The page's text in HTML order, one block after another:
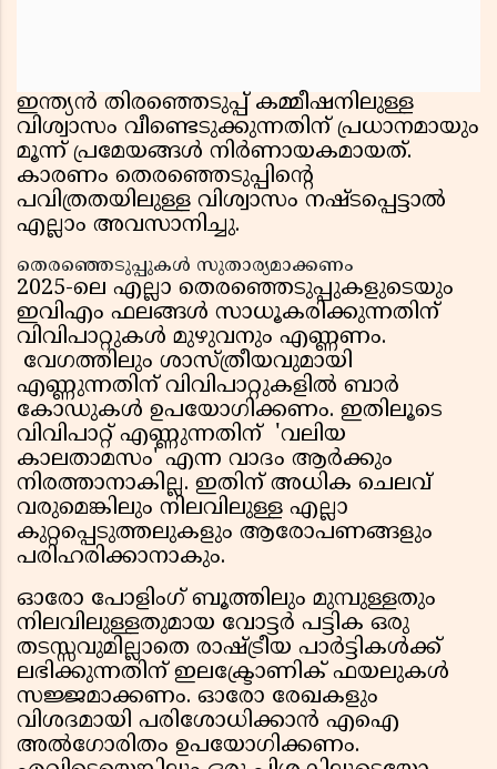
ഇന്ത്യന്‍ തിരഞ്ഞെടുപ്പ് കമ്മീഷനിലുള്ള
വിശ്വാസം വീണ്ടെടുക്കുന്നതിന് പ്രധാനമായും
മൂന്ന് പ്രമേയങ്ങള്‍ നിര്‍ണായകമായത്.
കാരണം തെരഞ്ഞെടുപ്പിന്റെ
പവിത്രതയിലുള്ള വിശ്വാസം നഷ്ടപ്പെട്ടാല്‍
എല്ലാം അവസാനിച്ചു.
തെരഞ്ഞെടുപ്പുകള്‍ സുതാര്യമാക്കണം
2025-ലെ എല്ലാ തെരഞ്ഞെടുപ്പുകളുടെയും
ഇവിഎം ഫലങ്ങള്‍ സാധൂകരിക്കുന്നതിന്
വിവിപാറ്റുകള്‍ മുഴുവനും എണ്ണണം.
വേഗത്തിലും ശാസ്ത്രീയവുമായി
എണ്ണുന്നതിന് വിവിപാറ്റുകളില്‍ ബാര്‍
കോഡുകള്‍ ഉപയോഗിക്കണം. ഇതിലൂടെ
വിവിപാറ്റ് എണ്ണുന്നതിന് 'വലിയ
കാലതാമസം' എന്ന വാദം ആര്‍ക്കും
നിരത്താനാകില്ല. ഇതിന് അധിക ചെലവ്
വരുമെങ്കിലും നിലവിലുള്ള എല്ലാ
കുറ്റപ്പെടുത്തലുകളും ആരോപണങ്ങളും
പരിഹരിക്കാനാകും.
ഓരോ പോളിംഗ് ബൂത്തിലും മുമ്പുള്ളതും
നിലവിലുള്ളതുമായ വോട്ടര്‍ പട്ടിക ഒരു
തടസ്സവുമില്ലാതെ രാഷ്ട്രീയ പാര്‍ട്ടികള്‍ക്ക്
ലഭിക്കുന്നതിന് ഇലക്ട്രോണിക് ഫയലുകള്‍
സജ്ജമാക്കണം. ഓരോ രേഖകളും
വിശദമായി പരിശോധിക്കാന്‍ എഐ
അല്‍ഗോരിതം ഉപയോഗിക്കണം.